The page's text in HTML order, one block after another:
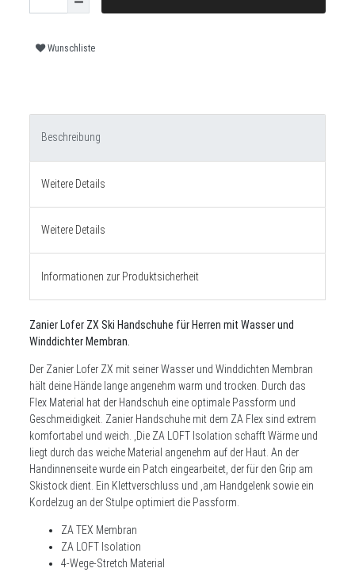
Wunschliste
Beschreibung
Weitere Details
Weitere Details
Informationen zur Produktsicherheit
Zanier Lofer ZX Ski Handschuhe für Herren mit Wasser und
Winddichter Membran.
Der Zanier Lofer ZX mit seiner Wasser und Winddichten Membran
hält deine Hände lange angenehm warm und trocken. Durch das
Flex Material hat der Handschuh eine optimale Passform und
Geschmeidigkeit. Zanier Handschuhe mit dem ZA Flex sind extrem
komfortabel und weich. , Die ZA LOFT Isolation schafft Wärme und
liegt durch das weiche Material angenehm auf der Haut. An der
Handinnenseite wurde ein Patch eingearbeitet, der für den Grip am
Skistock dient. Ein Klettverschluss und ,am Handgelenk sowie ein
Kordelzug an der Stulpe optimiert die Passform.
ZA TEX Membran
ZA LOFT Isolation
4-Wege-Stretch Material